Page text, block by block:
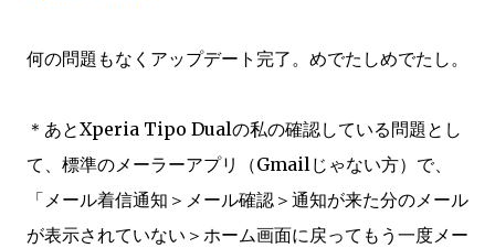
何の問題もなくアップデート完了。めでたしめでたし。
＊あとXperia Tipo Dualの私の確認している問題とし
て、標準のメーラーアプリ（Gmailじゃない方）で、
「メール着信通知＞メール確認＞通知が来た分のメール
が表示されていない＞ホーム画面に戻ってもう一度メー